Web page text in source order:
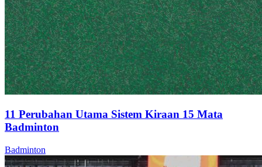
11 Perubahan Utama Sistem Kiraan 15 Mata
Badminton
Badminton